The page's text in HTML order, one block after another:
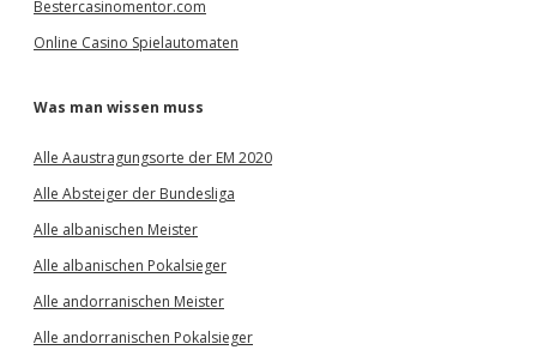
Bestercasinomentor.com
Online Casino Spielautomaten
Was man wissen muss
Alle Aaustragungsorte der EM 2020
Alle Absteiger der Bundesliga
Alle albanischen Meister
Alle albanischen Pokalsieger
Alle andorranischen Meister
Alle andorranischen Pokalsieger